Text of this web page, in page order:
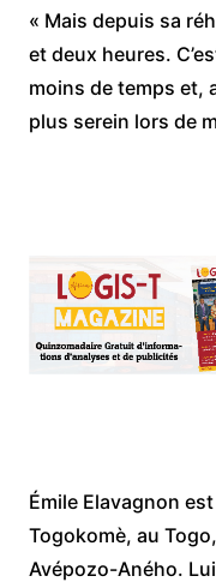
« Mais depuis sa
et deux heures.
moins de temps et,
plus serein lors de
Émile Elavagnon
Togokomè, au
Avépozo-Aného.